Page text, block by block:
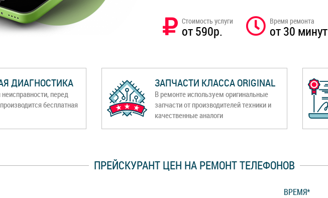
Стоимость услуги
от 590р.
Время ремонта
от 30 минут
ДИАГНОСТИКА
перед
бесплатная
ЗАПЧАСТИ КЛАССА ORIGINAL
В ремонте используем оригинальные
запчасти от производителей техники и
качественные аналоги
ПРЕЙСКУРАНТ ЦЕН НА РЕМОНТ ТЕЛЕФОНОВ
ВРЕМЯ*